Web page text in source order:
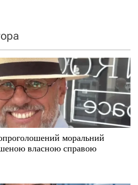
моральний
власною справою